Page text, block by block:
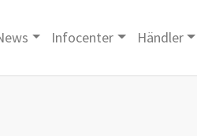
Infocenter Händler